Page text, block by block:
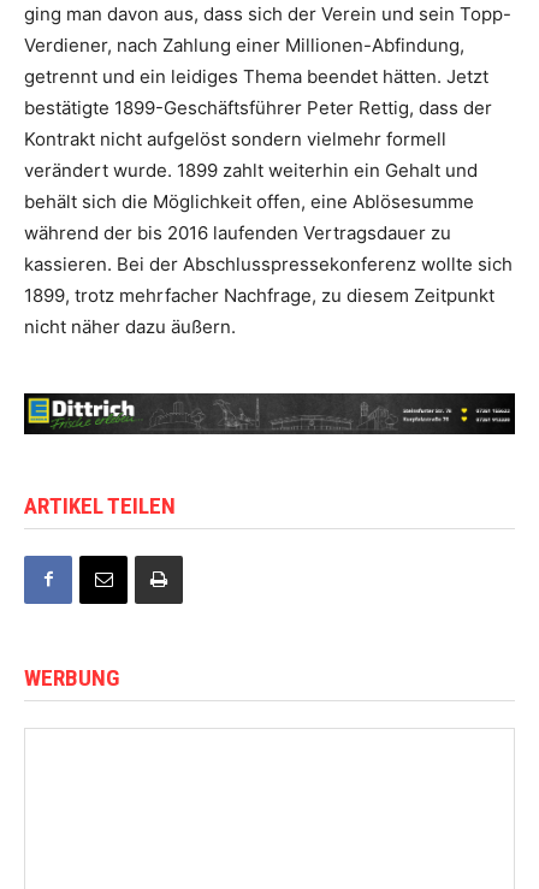
ging man davon aus, dass sich der Verein und sein Topp-
Verdiener, nach Zahlung einer Millionen-Abfindung,
getrennt und ein leidiges Thema beendet hätten. Jetzt
bestätigte 1899-Geschäftsführer Peter Rettig, dass der
Kontrakt nicht aufgelöst sondern vielmehr formell
verändert wurde. 1899 zahlt weiterhin ein Gehalt und
behält sich die Möglichkeit offen, eine Ablösesumme
während der bis 2016 laufenden Vertragsdauer zu
kassieren. Bei der Abschlusspressekonferenz wollte sich
1899, trotz mehrfacher Nachfrage, zu diesem Zeitpunkt
nicht näher dazu äußern.
ARTIKEL TEILEN
WERBUNG